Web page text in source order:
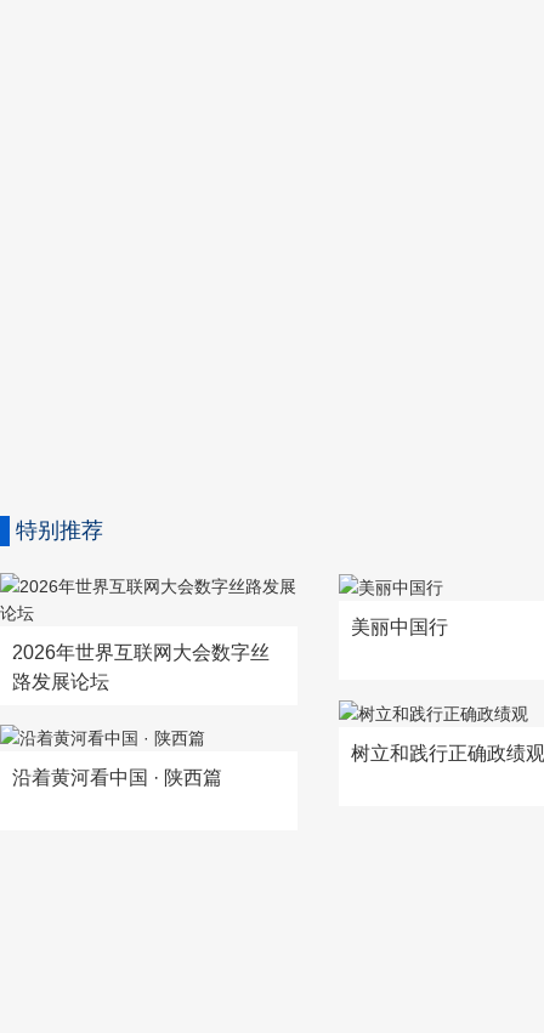
特别推荐
2026年世界互联网大会数字丝
路发展论坛
沿着黄河看中国 · 陕西篇
美丽中国行
树立和践行正确政绩观